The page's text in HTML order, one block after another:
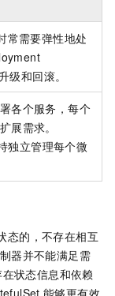
常需要弹性地处
级和回滚。
各个服务，每个
展需求。
独立管理每个微
态的，不存在相互
器并不能满足需
状态信息和依赖